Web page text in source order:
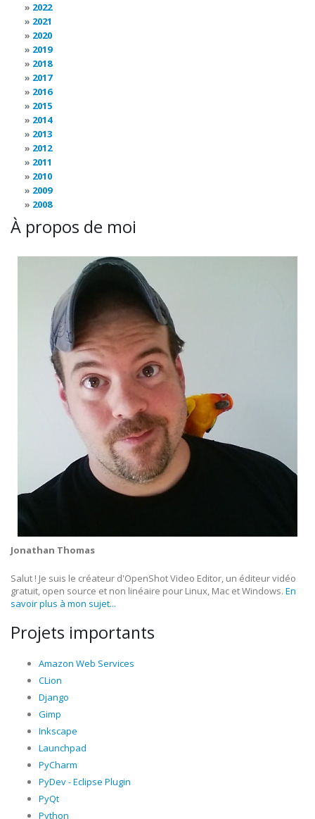
2022
2021
2020
2019
2018
2017
2016
2015
2014
2013
2012
2011
2010
2009
2008
À propos de moi
Jonathan Thomas
Salut ! Je suis le créateur d'OpenShot Video Editor, un éditeur vidéo
gratuit, open source et non linéaire pour Linux, Mac et Windows. En
savoir plus à mon sujet...
Projets importants
Amazon Web Services
CLion
Django
Gimp
Inkscape
Launchpad
PyCharm
PyDev - Eclipse Plugin
PyQt
Python